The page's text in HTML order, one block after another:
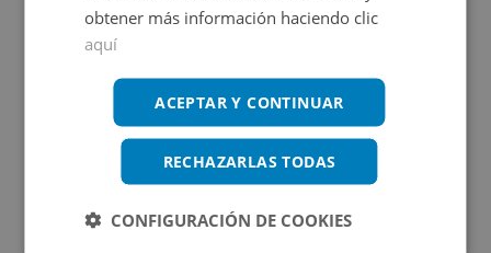
20,12m2
obtener más información haciendo clic
aquí
ACEPTAR Y CONTINUAR
RECHAZARLAS TODAS
CONFIGURACIÓN DE COOKIES